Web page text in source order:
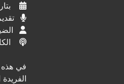
بتاريخ:
في هذه